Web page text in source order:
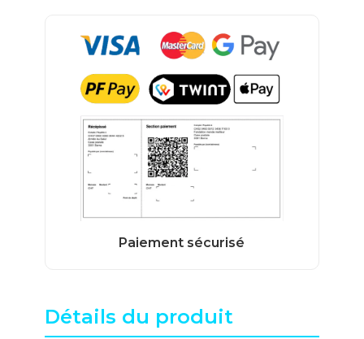
Détails du produit